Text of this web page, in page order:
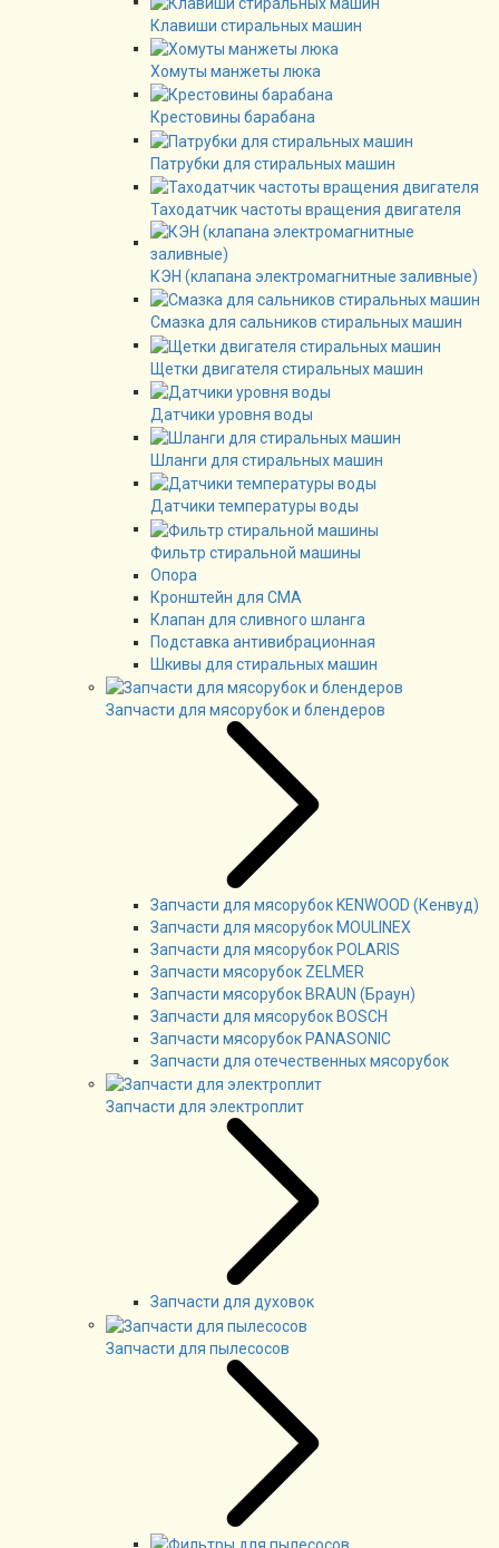
Клавиши стиральных машин
Хомуты манжеты люка
Крестовины барабана
Патрубки для стиральных машин
Таходатчик частоты вращения двигателя
КЭН (клапана электромагнитные заливные)
Смазка для сальников стиральных машин
Щетки двигателя стиральных машин
Датчики уровня воды
Шланги для стиральных машин
Датчики температуры воды
Фильтр стиральной машины
Опора
Кронштейн для СМА
Клапан для сливного шланга
Подставка антивибрационная
Шкивы для стиральных машин
Запчасти для мясорубок и блендеров
Запчасти для мясорубок KENWOOD (Кенвуд)
Запчасти для мясорубок MOULINEX
Запчасти для мясорубок POLARIS
Запчасти мясорубок ZELMER
Запчасти мясорубок BRAUN (Браун)
Запчасти для мясорубок BOSCH
Запчасти мясорубок PANASONIC
Запчасти для отечественных мясорубок
Запчасти для электроплит
Запчасти для духовок
Запчасти для пылесосов